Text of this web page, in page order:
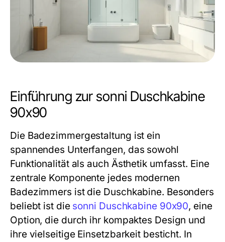
Einführung zur sonni Duschkabine
90x90
Die Badezimmergestaltung ist ein
spannendes Unterfangen, das sowohl
Funktionalität als auch Ästhetik umfasst. Eine
zentrale Komponente jedes modernen
Badezimmers ist die Duschkabine. Besonders
beliebt ist die sonni Duschkabine 90x90, eine
Option, die durch ihr kompaktes Design und
ihre vielseitige Einsetzbarkeit besticht. In